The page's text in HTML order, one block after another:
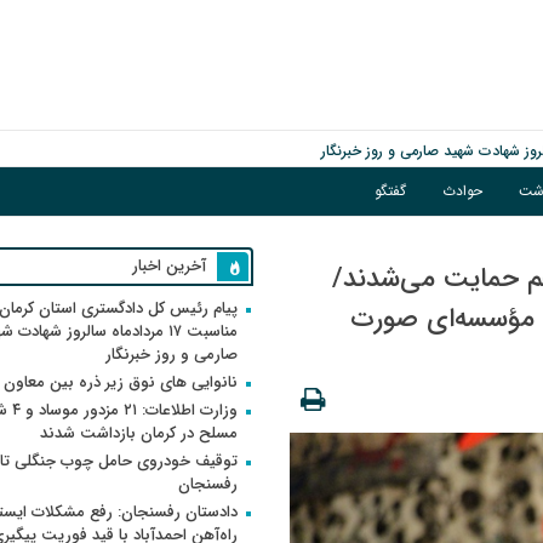
حوادث گفتگو
حمایت می‌شدند/
مؤسسه‌ای صورت
آخرین اخبار
پیام رئیس کل دادگستری استان
مناسبت ۱۷ مردادماه سالروز
صارمی و روز خبرنگار
نانوایی های نوق زیر ذره بین
وزارت
مسلح در کرمان بازداشت شدند
توقیف خودروی حامل چوب جنگلی
رفسنجان
دادستان رفسنجان: رفع مشکلات
راه‌آهن احمدآباد با قید فوریت